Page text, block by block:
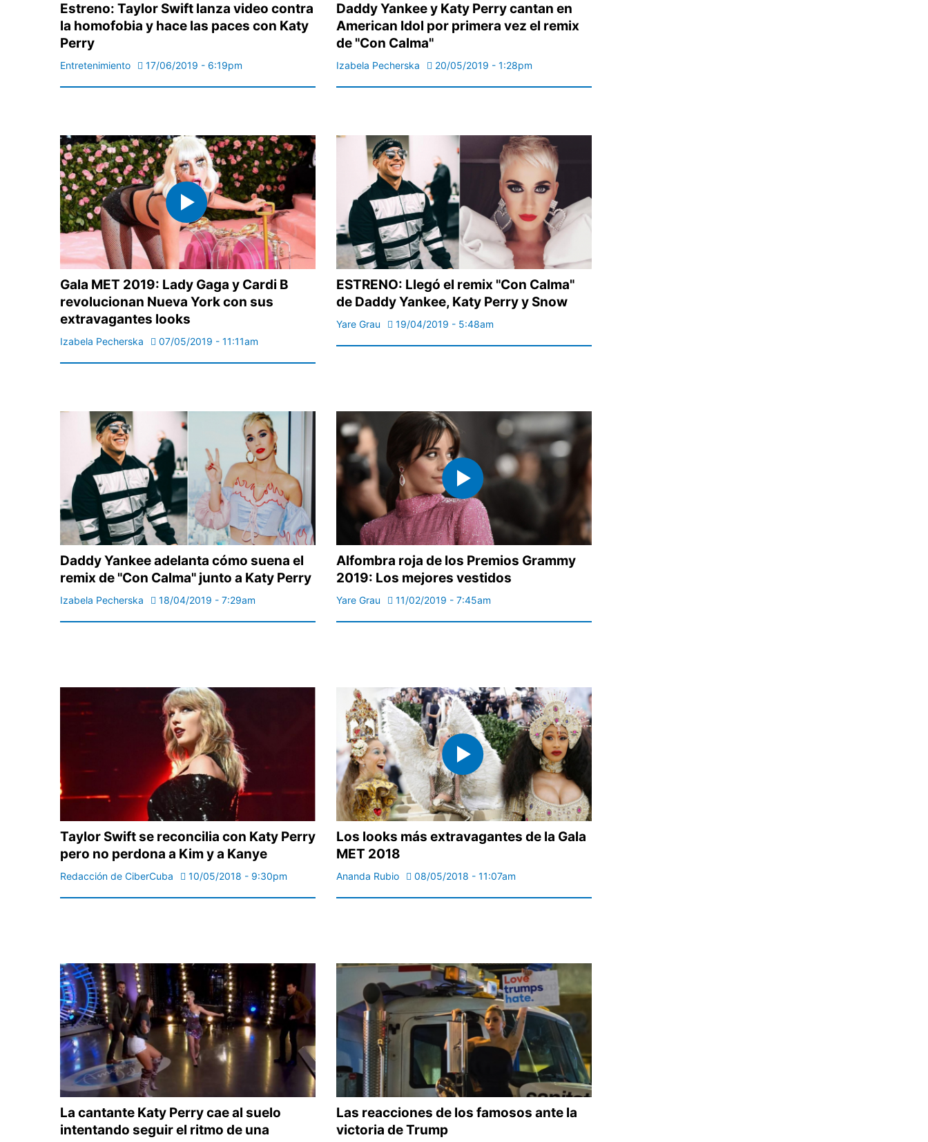
Estreno: Taylor Swift lanza video contra
la homofobia y hace las paces con Katy
Perry
Entretenimiento 17/06/2019 - 6:19pm
Daddy Yankee y Katy Perry cantan en
American Idol por primera vez el remix
de "Con Calma"
Izabela Pecherska 20/05/2019 - 1:28pm
Gala MET 2019: Lady Gaga y Cardi B
revolucionan Nueva York con sus
extravagantes looks
Izabela Pecherska 07/05/2019 - 11:11am
ESTRENO: Llegó el remix "Con Calma"
de Daddy Yankee, Katy Perry y Snow
Yare Grau 19/04/2019 - 5:48am
Daddy Yankee adelanta cómo suena el
remix de "Con Calma" junto a Katy Perry
Izabela Pecherska 18/04/2019 - 7:29am
Alfombra roja de los Premios Grammy
2019: Los mejores vestidos
Yare Grau 11/02/2019 - 7:45am
Taylor Swift se reconcilia con Katy Perry
pero no perdona a Kim y a Kanye
Redacción de CiberCuba 10/05/2018 - 9:30pm
Los looks más extravagantes de la Gala
MET 2018
Ananda Rubio 08/05/2018 - 11:07am
La cantante Katy Perry cae al suelo
intentando seguir el ritmo de una
Las reacciones de los famosos ante la
victoria de Trump